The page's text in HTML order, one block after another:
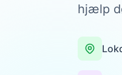
hjælp